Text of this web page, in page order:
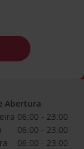
Abertura
06:00 - 23:00
06:00 - 23:00
06:00 - 23:00